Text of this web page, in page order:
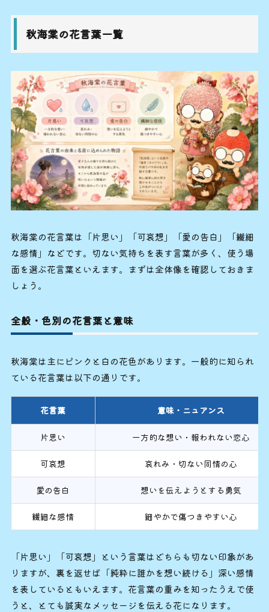
秋海棠の花言葉一覧
秋海棠の花言葉は「片思い」「可哀想」「愛の告白」「繊細
な感情」などです。切ない気持ちを表す言葉が多く、使う場
面を選ぶ花言葉といえます。まずは全体像を確認しておきま
しょう。
全般・色別の花言葉と意味
秋海棠は主にピンクと白の花色があります。一般的に知られ
ている花言葉は以下の通りです。
花言葉 意味・ニュアンス
片思い 一方的な想い・報われない恋心
可哀想 哀れみ・切ない同情の心
愛の告白 想いを伝えようとする勇気
繊細な感情 細やかで傷つきやすい心
「片思い」「可哀想」という言葉はどちらも切ない印象があ
りますが、裏を返せば「純粋に誰かを想い続ける」深い感情
を表しているともいえます。花言葉の重みを知ったうえで使
うと、とても誠実なメッセージを伝える花になります。